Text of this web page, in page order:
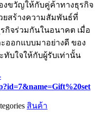
ขวัญให้กับคู่ค้าทางธุรกิจ
ยสร้างความสัมพันธ์ที่
กิจร่วมกันในอนาคต เมื่อ
ออกแบบมาอย่างดี ของ
บใจให้กับผู้รับเท่านั้น
สินค้า